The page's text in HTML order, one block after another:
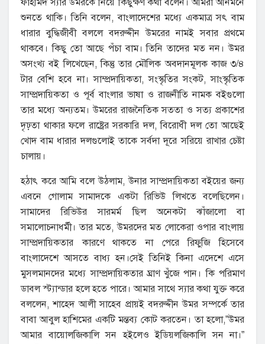
শুনতে থাকি। তিনি বলেন, বাংলাদেশের মধ্যে একমাত্র সৎ বাম
ধারার বুদ্ধিজীবী বললে বদরুদ্দীন উমরের নামই সবার প্রথমে
থাকবে। কিছু তো আছে পঁচা বাম। তিনি তাদের মত নন। উমর
অসংখ্য বই লিখেছেন, কিন্তু তার মৌলিক অবদানমূলক কাজ ৩/৪
টার বেশি হবে না। সাম্প্রদায়িকতা, সংস্কৃতির সংকট, সাংস্কৃতিক
সাম্প্রদায়িকতা ও পূর্ব বাংলার ভাষা ও রাজনীতি নামক বইগুলো
তার মধ্যে অন্যতম। উমরের রাজনৈতিক সততা ও সত্য প্রকাশের
দৃঢ়তা থাকার ফলে রাষ্ট্রের সরকারি দল, বিরোধী দল তো আছেই
খোদ বাম ধারার দলগুলোই তাকে সর্বদা দূরে সরিয়ে রাখার চেষ্টা
চালায়।
হঠাৎ করে আমি বলে উঠলাম, উনার সাম্প্রদায়িকতা বইয়ের জন্য
এবনে গোলাম সামাদকে একটা রিভিউ লিখতে বলেছিলেন।
সামাদের রিভিউর সারমর্ম ছিল অনেকটা ঝাঁজালো বা
সমালোচনাধর্মী। তার মতে, উমরদের মত লোকেরা ওপার বাংলায়
সাম্প্রদায়িকতার কারণে থাকতে না পেরে রিফুজি হিসেবে
বাংলাদেশে আসতে বাধ্য হন।সেই তিনিই কিনা এদেশে এসে
মুসলমানদের মধ্যে সাম্প্রদায়িকতার ঘ্রাণ খুঁজে পান। কি পরিমাণ
ডাবল স্ট্যান্ডার হলে হতে পারে। আমার সাথে স্যার কথা যুক্ত করে
বললেন, শাহেদ আলী সাহেব প্রায়ই বদরুদ্দীন উমর সম্পর্কে তার
বাবা আবুল হাশিমের একটি মন্তব্য কোট করতেন। তা হলো,”উমর
আমার বায়োলজিকালি সন হইলেও ইডিয়লজিকালি সন না।”